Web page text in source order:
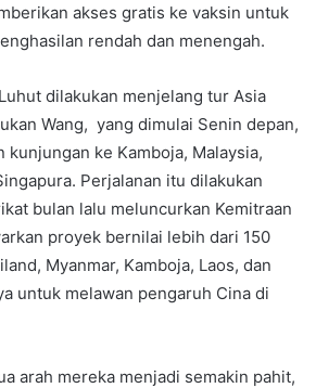
akses gratis ke vaksin untuk
rendah dan menengah.
dilakukan menjelang tur Asia
Wang, yang dimulai Senin depan,
kunjungan ke Kamboja, Malaysia,
Perjalanan itu dilakukan
bulan lalu meluncurkan Kemitraan
proyek bernilai lebih dari 150
Myanmar, Kamboja, Laos, dan
untuk melawan pengaruh Cina di
arah mereka menjadi semakin pahit,